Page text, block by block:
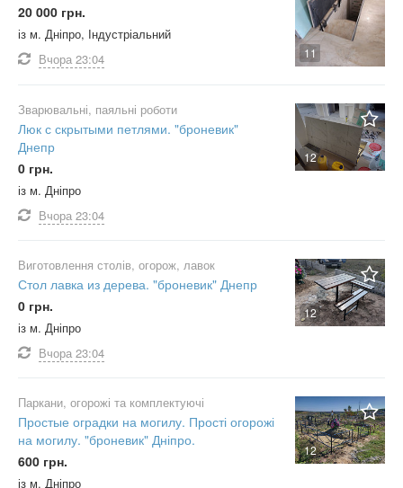
11
20 000 грн.
із м. Дніпро, Індустріальний
Вчора 23:04
12
Зварювальні, паяльні роботи
Люк с скрытыми петлями. "броневик"
Днепр
0 грн.
із м. Дніпро
Вчора 23:04
12
Виготовлення столів, огорож, лавок
Стол лавка из дерева. "броневик" Днепр
0 грн.
із м. Дніпро
Вчора 23:04
12
Паркани, огорожі та комплектуючі
Простые оградки на могилу. Прості огорожі
на могилу. "броневик" Дніпро.
600 грн.
із м. Дніпро